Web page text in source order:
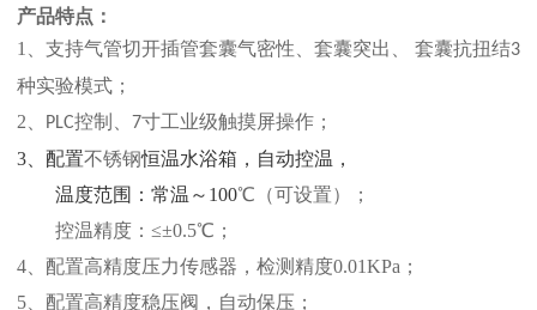
产品特点：
1、 支持气管切开插管套囊气密性、套囊突出、 套囊抗扭结3
种实验模式；
2、
PLC控制、 7寸工业级触摸屏操作；
3、配置不锈钢恒温水浴箱，自动控温，
温度范围：常温 ～ 100℃ （可设置）；
控温精度： ≤±0.5℃ ；
4、 配置高精度压力传感器，检测精度0.01KPa；
5、配置高精度稳压阀，自动保压；